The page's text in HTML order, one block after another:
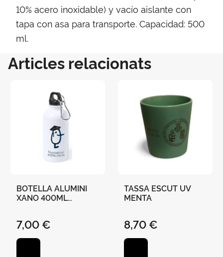
10% acero inoxidable) y vacío aislante con
tapa con asa para transporte. Capacidad: 500
ml.
Articles relacionats
BOTELLA ALUMINI
XANO 400ML
7,00 €
TASSA ESCUT UV
MENTA
8,70 €